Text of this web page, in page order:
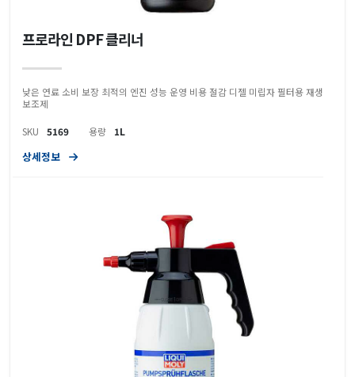
프로라인 DPF 클리너
낮은 연료 소비 보장 최적의 엔진 성능 운영 비용 절감 디젤 미립자 필터용 재생
보조제
SKU 5169 용량 1L
상세정보